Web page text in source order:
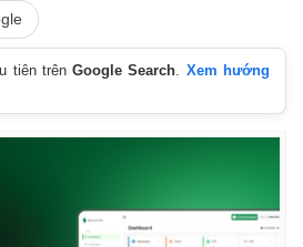
tiên trênGoogle Search
Xem hướng